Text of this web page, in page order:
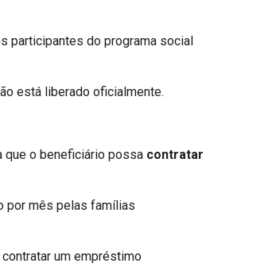
participantes do programa social
está liberado oficialmente.
que o beneficiário possa contratar
por mês pelas famílias
um empréstimo